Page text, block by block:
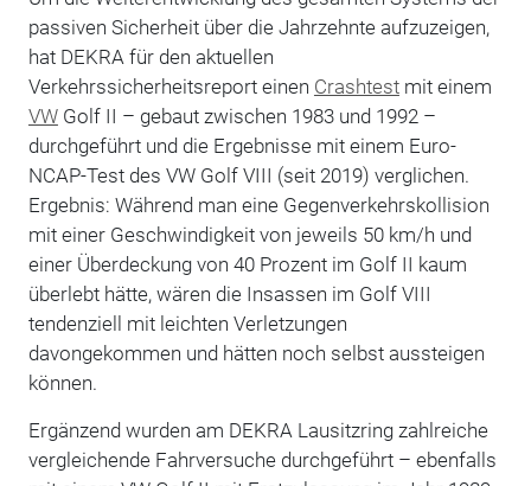
passiven Sicherheit über die Jahrzehnte aufzuzeigen,
hat DEKRA für den aktuellen
Verkehrssicherheitsreport einen Crashtestmit einem
VWGolf II – gebaut zwischen 1983 und 1992 –
durchgeführt und die Ergebnisse mit einem Euro-
NCAP-Test des VW Golf VIII (seit 2019) verglichen.
Ergebnis: Während man eine Gegenverkehrskollision
mit einer Geschwindigkeit von jeweils 50 km/h und
einer Überdeckung von 40 Prozent im Golf II kaum
überlebt hätte, wären die Insassen im Golf VIII
tendenziell mit leichten Verletzungen
davongekommen und hätten noch selbst aussteigen
können.
Ergänzend wurden am DEKRA Lausitzring zahlreiche
vergleichende Fahrversuche durchgeführt – ebenfalls